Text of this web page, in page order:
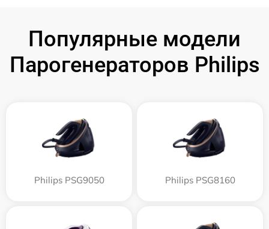
Популярные модели
Парогенераторов Philips
Philips PSG9050 Philips PSG8160